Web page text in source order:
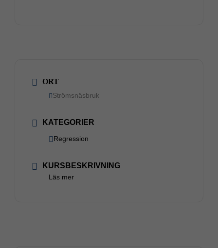
ORT
Strömsnäsbruk
KATEGORIER
Regression
KURSBESKRIVNING
Läs mer